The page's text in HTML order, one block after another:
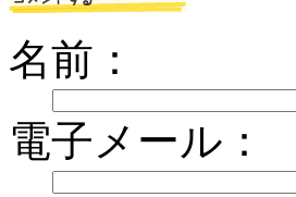
名前：
電子メール：